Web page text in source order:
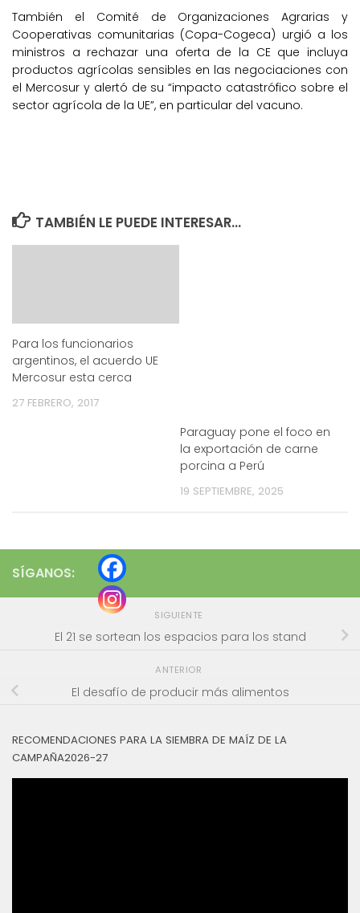
También el Comité de Organizaciones Agrarias y
Cooperativas comunitarias (Copa-Cogeca) urgió a los
ministros a rechazar una oferta de la CE que incluya
productos agrícolas sensibles en las negociaciones con
el Mercosur y alertó de su “impacto catastrófico sobre el
sector agrícola de la UE”, en particular del vacuno.
TAMBIÉN LE PUEDE INTERESAR...
Para los funcionarios
argentinos, el acuerdo UE
Mercosur esta cerca
27 FEBRERO, 2017
Paraguay pone el foco en
la exportación de carne
porcina a Perú
19 SEPTIEMBRE, 2025
SÍGANOS:
SIGUIENTE
El 21 se sortean los espacios para los stand
ANTERIOR
El desafío de producir más alimentos
RECOMENDACIONES PARA LA SIEMBRA DE MAÍZ DE LA
CAMPAÑA2026-27